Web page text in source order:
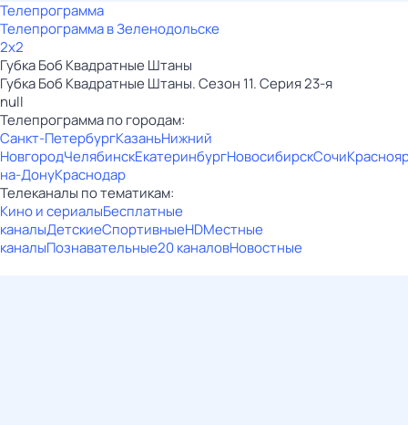
Телепрограмма
Телепрограмма в Зеленодольске
2x2
Губка Боб Квадратные Штаны
Губка Боб Квадратные Штаны. Сезон 11. Серия 23-я
null
Телепрограмма по городам:
Санкт-ПетербургКазаньНижний
НовгородЧелябинскЕкатеринбургНовосибирскСочи
на-ДонуКраснодар
Телеканалы по тематикам:
Кино и сериалыБесплатные
каналыДетскиеСпортивныеHDМестные
каналыПознавательные20 каналовНовостные